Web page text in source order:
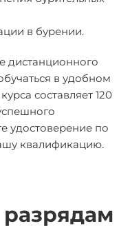
в бурении.
дистанционного
в удобном
составляет 120
удостоверение по
квалификацию.